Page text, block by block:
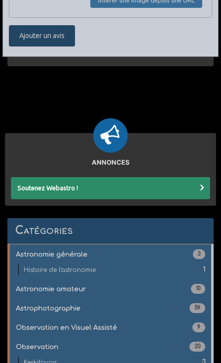
Ajouter un avis
ANNONCES
Soutenez Webastro !
Catégories
3
Astronomie générale
1
Histoire de l'astronomie
10
Astronomie amateur
59
Astrophotographie
9
Observation en Visuel Assisté
20
Observation